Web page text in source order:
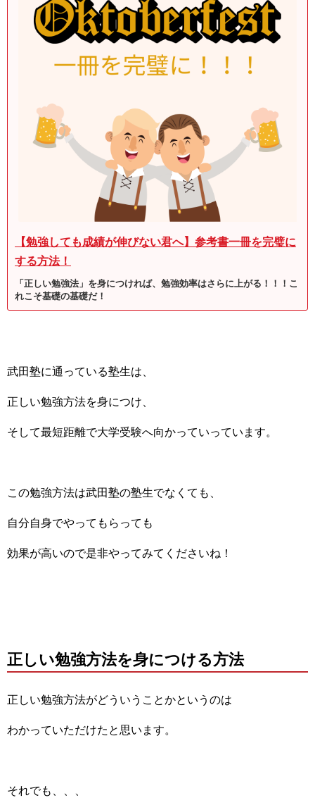
【勉強しても成績が伸びない君へ】参考書一冊を完璧に
する方法！
「正しい勉強法」を身につければ、勉強効率はさらに上がる！！！こ
れこそ基礎の基礎だ！
武田塾に通っている塾生は、
正しい勉強方法を身につけ、
そして最短距離で大学受験へ向かっていっています。
この勉強方法は武田塾の塾生でなくても、
自分自身でやってもらっても
効果が高いので是非やってみてくださいね！
正しい勉強方法を身につける方法
正しい勉強方法がどういうことかというのは
わかっていただけたと思います。
それでも、、、